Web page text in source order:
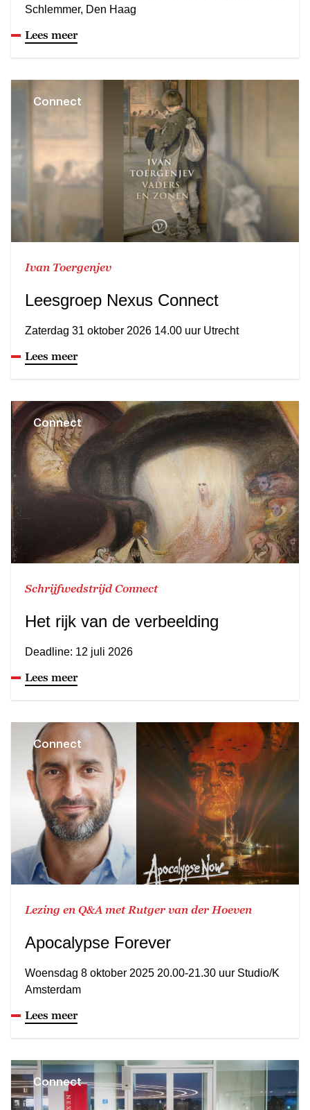
Schlemmer, Den Haag
Lees meer
Connect
Ivan Toergenjev
Leesgroep Nexus Connect
Zaterdag 31 oktober 2026 14.00 uur Utrecht
Lees meer
Connect
Schrijfwedstrijd Connect
Het rijk van de verbeelding
Deadline: 12 juli 2026
Lees meer
Connect
Lezing en Q&A met Rutger van der Hoeven
Apocalypse Forever
Woensdag 8 oktober 2025 20.00-21.30 uur Studio/K
Amsterdam
Lees meer
Connect